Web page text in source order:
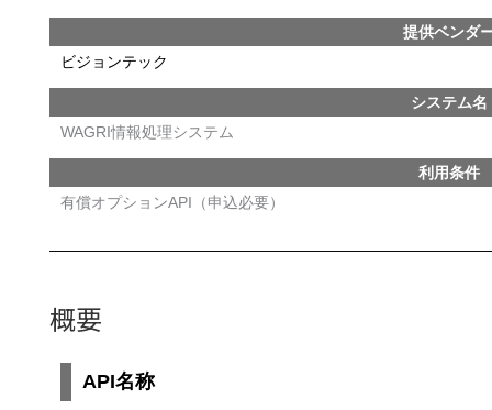
提供ベンダ
ビジョンテック
システム名
WAGRI情報処理システム
利用条件
有償オプションAPI（申込必要）
概要
API名称